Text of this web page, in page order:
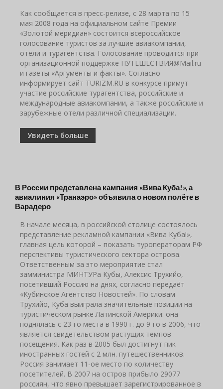
Как сообщается в пресс-релизе, с 28 марта по 15
мая 2008 года на официальном сайте Премии
«Золотой меридиан» состоится всероссийское
голосование туристов за лучшие авиакомпании,
отели и турагентства. Голосование проводится при
организационной поддержке ПУТЕШЕСТВИЯ@Мail.ru
и газеты «Аргументы и факты». Согласно
информирует сайт TURIZM.RU в конкурсе примут
участие российские турагентства, российские и
международные авиакомпании, а также российские и
зарубежные отели различной специализации.
Увидеть больше
В России представлена кампания «Вива Куба!», а
авиалиния «Транаэро» объявила о новом полёте в
Варадеро
В начале месяца, в российской столице состоялось
представление рекламной кампании «Вива Куба!»,
главная цель которой – показать туроператорам РФ
перспективы туристического сектора острова.
Ответственным за это мероприятие стал
замминистра МИНТУРа Кубы, Алексис Трухийо,
посетивший Россию на днях, согласно передаёт
«Кубинское Агентство Новостей». По словам
Трухийо, Куба выиграла значительные позиции на
туристическом рынке Латинской Америки: она
поднялась с 23-го места в 1990 г. до 9-го в 2006, что
является свидетельством растущих темпов
посещения. Как раз в 2005 был достигнут пик
иностранных гостей с 2 млн. путешественников.
Россия занимает 11-ое место по количеству
посетителей. В 2007 на остров прибыло 29077
россиян, что явно превышает зарегистрированное в